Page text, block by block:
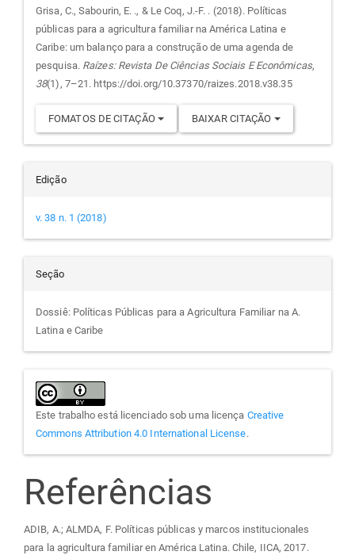
do
artigo
Grisa, C., Sabourin, E. ., & Le Coq, J.-F. . (2018). Políticas
públicas para a agricultura familiar na América Latina e
Caribe: um balanço para a construção de uma agenda de
pesquisa. Raízes: Revista De Ciências Sociais E Econômicas,
38(1), 7–21. https://doi.org/10.37370/raizes.2018.v38.35
FOMATOS DE CITAÇÃO BAIXAR CITAÇÃO
Edição
v. 38 n. 1 (2018)
Seção
Dossiê: Políticas Públicas para a Agricultura Familiar na A.
Latina e Caribe
Este trabalho está licenciado sob uma licença Creative
Commons Attribution 4.0 International License.
Referências
ADIB, A.; ALMDA, F. Políticas públicas y marcos institucionales
para la agricultura familiar en América Latina. Chile, IICA, 2017.